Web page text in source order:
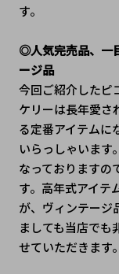
す。
◎人気完売品、一
ージ品
今回ご紹介したピ
ケリーは長年愛さ
る定番アイテムに
いらっしゃいます
なっておりますの
す。高年式アイテ
が、ヴィンテージ
ましても当店でも
せていただきます。